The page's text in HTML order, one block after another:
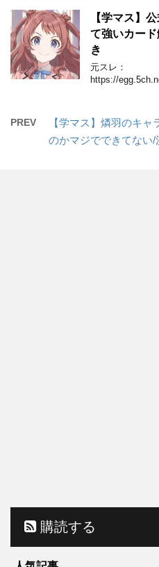
【学マス】
て強いカー
き
元スレ：
https://
PREV
【学マス】燐羽のキ
のかマジでできてない
購読する